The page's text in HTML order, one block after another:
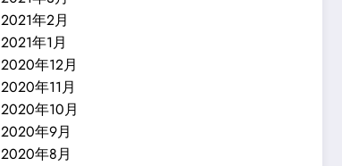
2021年2月
2021年1月
2020年12月
2020年11月
2020年10月
2020年9月
2020年8月